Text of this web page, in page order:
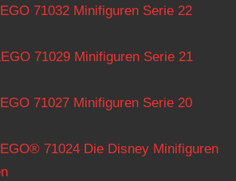
71032 Minifiguren Serie 22
71029 Minifiguren Serie 21
71027 Minifiguren Serie 20
71024 Die Disney Minifiguren